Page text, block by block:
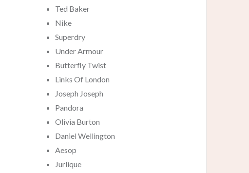
Ted Baker
Nike
Superdry
Under Armour
Butterfly Twist
Links Of London
Joseph Joseph
Pandora
Olivia Burton
Daniel Wellington
Aesop
Jurlique